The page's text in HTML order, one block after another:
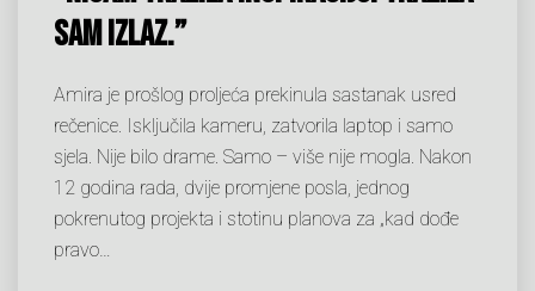
sam izlaz.”
Amira je prošlog proljeća prekinula sastanak usred
rečenice. Isključila kameru, zatvorila laptop i samo
sjela. Nije bilo drame. Samo – više nije mogla. Nakon
12 godina rada, dvije promjene posla, jednog
pokrenutog projekta i stotinu planova za „kad dođe
pravo…